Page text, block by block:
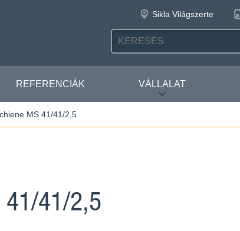
Sikla Világszerte
REFERENCIÁK VÁLLALAT
MS 41/41/2,5
41/41/2,5